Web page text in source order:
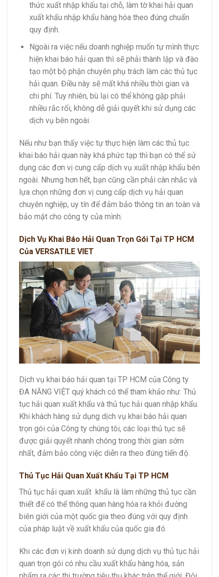
thức xuất nhập khẩu tại chỗ, làm tờ khai hải quan
xuất khẩu nhập khẩu hàng hóa theo đúng chuẩn
quy định.
Ngoài ra việc nếu doanh nghiệp muốn tự mình thực
hiện khai báo hải quan thì sẽ phải thành lập và đào
tạo một bộ phận chuyên phụ trách làm các thủ tục
hải quan. Điều này sẽ mất khá nhiều thời gian và
chi phí. Tuy nhiên, bù lại có thể không gặp phải
nhiều rắc rối, không dễ giải quyết khi sử dụng các
dịch vụ bên ngoài.
Nếu như bạn thấy việc tự thực hiện làm các thủ tục
khai báo hải quan này khá phức tạp thì bạn có thể sử
dụng các đơn vị cung cấp dịch vụ xuất nhập khẩu bên
ngoài. Nhưng hơn hết, bạn cũng cần phải cân nhắc và
lựa chọn những đơn vị cung cấp dịch vụ hải quan
chuyên nghiệp, uy tín để đảm bảo thông tin an toàn và
bảo mật cho công ty của mình.
Dịch Vụ Khai Báo Hải Quan Trọn Gói Tại TP HCM
Của VERSATILE VIET
Dịch vụ khai báo hải quan tại TP HCM của Công ty
ĐA NĂNG VIỆT quý khách có thể tham khảo như: Thủ
tục hải quan xuất khẩu và thủ tục hải quan nhập khẩu.
Khi khách hàng sử dụng dịch vụ khai báo hải quan
trọn gói của Công ty chúng tôi, các loại thủ tục sẽ
được giải quyết nhanh chóng trong thời gian sớm
nhất, đảm bảo công việc diễn ra theo đúng tiến độ.
Thủ Tục Hải Quan Xuất Khẩu Tại TP HCM
Thủ tục hải quan xuất khẩu là làm những thủ tục cần
thiết để có thể thông quan hàng hóa ra khỏi đường
biên giới của một quốc gia theo đúng với quy định
của pháp luật về xuất khẩu của quốc gia đó.
Khi các đơn vị kinh doanh sử dụng dịch vụ thủ tục hải
quan trọn gói có nhu cầu xuất khẩu hàng hóa, sản